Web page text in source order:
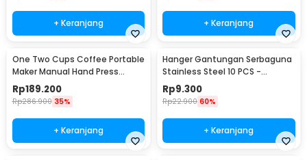
+ Keranjang + Keranjang
One Two Cups Coffee Portable
Maker Manual Hand Press
Espresso 300ml - T35066
Rp189.200
Rp286.900 35%
+ Keranjang
Hanger Gantungan Serbaguna
Stainless Steel 10 PCS -
M127105
Rp9.300
Rp22.900 60%
+ Keranjang